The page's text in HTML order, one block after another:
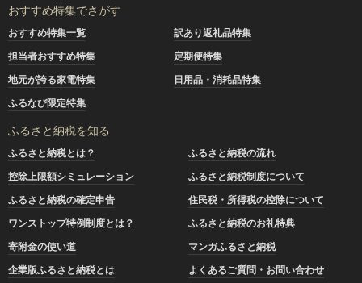
おすすめ特集でさがす
おすすめ特集一覧
訳あり返礼品特集
担当者おすすめ特集
定期便特集
地元が誇る家電特集
日用品・消耗品特集
ふるなび限定特集
ふるさと納税を知る
ふるさと納税とは？
ふるさと納税の流れ
控除上限額シミュレーション
ふるさと納税制度について
ふるさと納税の確定申告
住民税・所得税の控除について
ワンストップ特例制度とは？
ふるさと納税のお礼特典
寄附金の使い道
マンガふるさと納税
企業版ふるさと納税とは
よくあるご質問・お問い合わせ